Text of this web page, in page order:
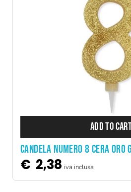
ADD TO
CANDELA NUMERO 8 CERA ORO
€ 2,38 iva inclusa